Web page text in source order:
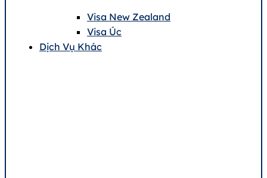
Visa New Zealand
Visa Úc
Dịch Vụ Khác